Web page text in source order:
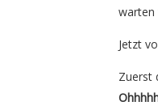
warten
Jetzt
Zuerst